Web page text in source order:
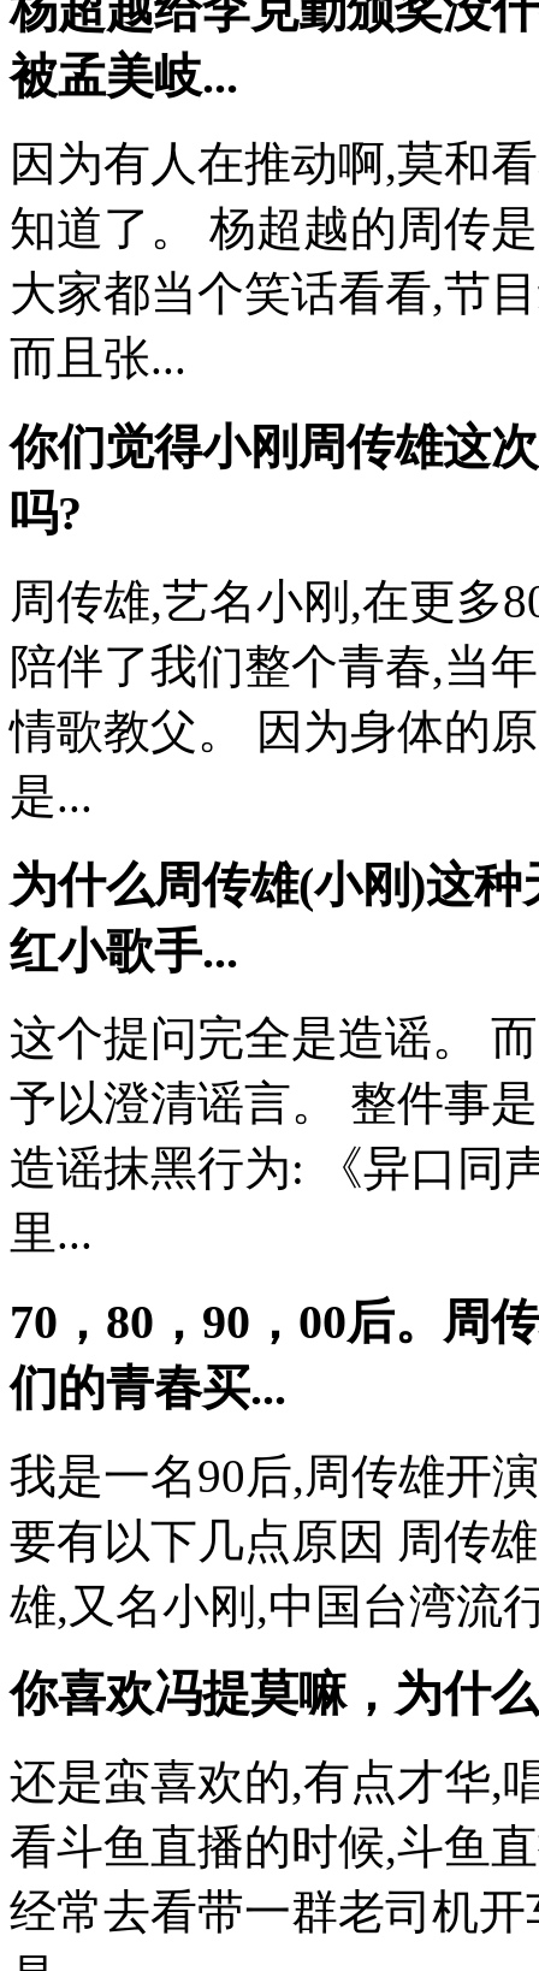
被孟美岐...
因为有人在推动啊,莫和
知道了。 杨超越的周传
大家都当个笑话看看,节
而且张...
你们觉得小刚周传雄这
吗?
周传雄,艺名小刚,在更多
陪伴了我们整个青春,当
情歌教父。 因为身体的
是...
为什么周传雄(小刚)这
红小歌手...
这个提问完全是造谣。
予以澄清谣言。 整件事
造谣抹黑行为: 《异口同
里...
70，80，90，00后。周
们的青春买...
我是一名90后,周传雄开
要有以下几点原因 周传
雄,又名小刚,中国台湾流
你喜欢冯提莫嘛，为什
还是蛮喜欢的,有点才华,
看斗鱼直播的时候,斗鱼
经常去看带一群老司机